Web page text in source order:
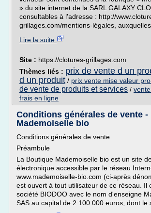
» du site internet de la SARL GALAXY
consultables à l'adresse : http://
grillages.com/mentions-légales, auxquelles
Lire la suite
Site : https://clotures-grillages.com
Thèmes liés : prix de vente d un
d un produit / prix vente mise valeur
de vente de produits et services /
frais en ligne
Conditions générales de vente -
Mademoiselle bio
Conditions générales de vente
Préambule
La Boutique Mademoiselle bio est un site
électronique accessible par le réseau
www.mademoiselle-bio.com (ci-après
est ouvert à tout utilisateur de ce réseau. Il
société BIODOO avec le nom d'enseigne
SAS au capital de 2 100 000 euros, dont le